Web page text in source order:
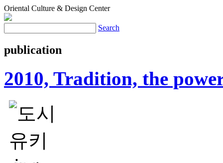
Oriental Culture & Design Center
Search
publication
2010, Tradition, the